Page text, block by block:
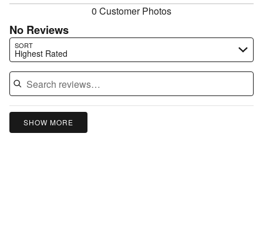
0 Customer Photos
No Reviews
SORT
Highest Rated
Search reviews…
SHOW MORE